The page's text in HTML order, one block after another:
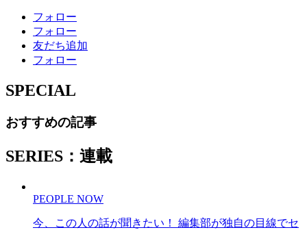
フォロー
フォロー
友だち追加
フォロー
SPECIAL
おすすめの記事
SERIES：連載
PEOPLE NOW
今、この人の話が聞きたい！ 編集部が独自の目線でセ